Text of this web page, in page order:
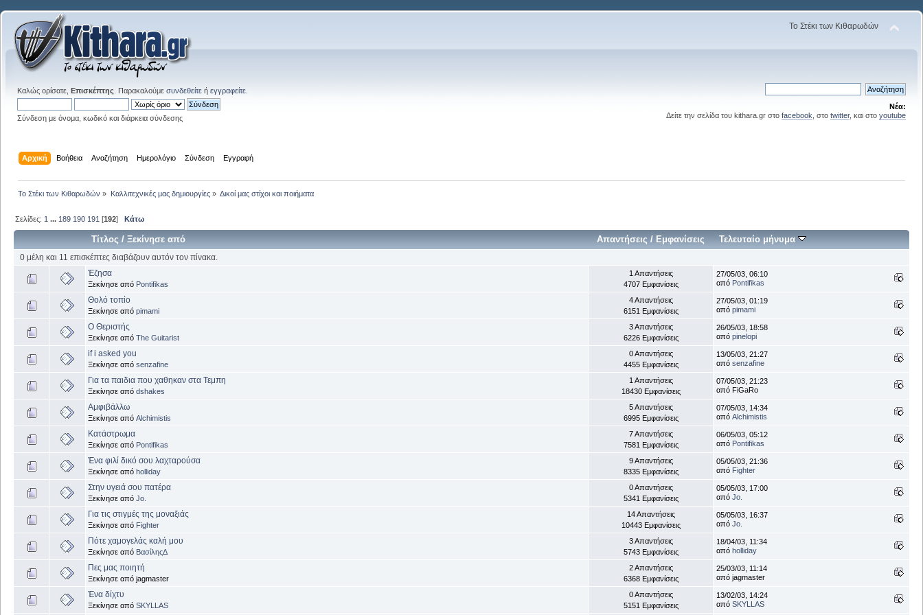
Το Στέκι των Κιθαρωδών
Καλώς ορίσατε, Επισκέπτης . Παρακαλούμε συνδεθείτε ή εγγραφείτε
Σύνδεση με όνομα, κωδικό και διάρκεια σύνδεσης
Νέα:
Δείτε την σελίδα του kithara.gr στο facebook , στο twitter, και στο youtube
Αρχική Βοήθεια Αναζήτηση Ημερολόγιο Σύνδεση Εγγραφή
Το Στέκι των Κιθαρωδών » Καλλιτεχνικές μας δημιουργίες» Δικοί μας στίχοι και ποιήματα
Σελίδες: 1 ... 189 190 191 [192]Κάτω
Τίτλος /Ξεκίνησε από Απαντήσεις / Εμφανίσεις Τελευταίο μήνυμα
0 μέλη και 11 επισκέπτες διαβάζουν αυτόν τον πίνακα.
Έζησα
Ξεκίνησε από Pontifikas
1 Απαντήσεις
4707 Εμφανίσεις
27/05/03, 06:10
από Pontifikas
Θολό τοπίο
Ξεκίνησε από pimami
4 Απαντήσεις
6151 Εμφανίσεις
27/05/03, 01:19
από pimami
Ο Θεριστής
Ξεκίνησε από The Guitarist
3 Απαντήσεις
6226 Εμφανίσεις
26/05/03, 18:58
από pinelopi
if i asked you
Ξεκίνησε από senzafine
0 Απαντήσεις
4455 Εμφανίσεις
13/05/03, 21:27
από senzafine
Για τα παιδια που χαθηκαν στα Τεμπη
Ξεκίνησε από dshakes
1 Απαντήσεις
18430 Εμφανίσεις
07/05/03, 21:23
από FiGaRo
Αμφιβάλλω
Ξεκίνησε από Alchimistis
5 Απαντήσεις
6995 Εμφανίσεις
07/05/03, 14:34
από Alchimistis
Κατάστρωμα
Ξεκίνησε από Pontifikas
7 Απαντήσεις
7581 Εμφανίσεις
06/05/03, 05:12
από Pontifikas
Ένα φιλί δικό σου λαχταρούσα
Ξεκίνησε από holliday
9 Απαντήσεις
8335 Εμφανίσεις
05/05/03, 21:36
από Fighter
Στην υγειά σου πατέρα
Ξεκίνησε από Jo.
0 Απαντήσεις
5341 Εμφανίσεις
05/05/03, 17:00
από Jo.
Για τις στιγμές της μοναξιάς
Ξεκίνησε από Fighter
14 Απαντήσεις
10443 Εμφανίσεις
05/05/03, 16:37
από Jo.
Πότε χαμογελάς καλή μου
Ξεκίνησε από ΒασίληςΔ
3 Απαντήσεις
5743 Εμφανίσεις
18/04/03, 11:34
από holliday
Πες μας ποιητή
Ξεκίνησε από jagmaster
2 Απαντήσεις
6368 Εμφανίσεις
25/03/03, 11:14
από jagmaster
Ένα δίχτυ
Ξεκίνησε από SKYLLAS
0 Απαντήσεις
5151 Εμφανίσεις
13/02/03, 14:24
από SKYLLAS